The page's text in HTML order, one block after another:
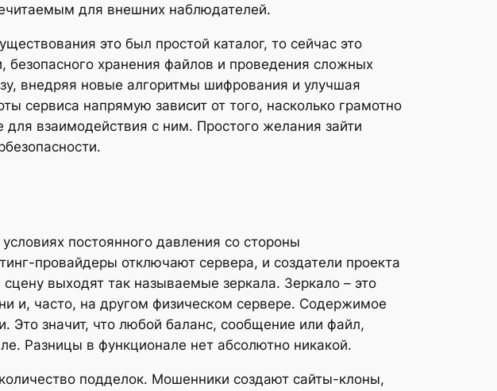
для внешних наблюдателей.
это был простой каталог, то сейчас это
хранения файлов и проведения сложных
внедряя новые алгоритмы шифрования и улучшая
сервиса напрямую зависит от того, насколько грамотно
для взаимодействия с ним. Простого желания зайти
постоянного давления со стороны
провайдеры отключают сервера, и создатели проекта
выходят так называемые зеркала. Зеркало – это
и, часто, на другом физическом сервере. Содержимое
Это значит, что любой баланс, сообщение или файл,
Разницы в функционале нет абсолютно никакой.
подделок. Мошенники создают сайты-клоны,